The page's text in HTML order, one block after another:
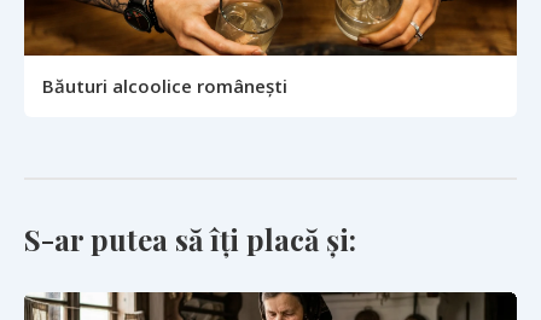
Băuturi alcoolice românești
S-ar putea să îți placă și: